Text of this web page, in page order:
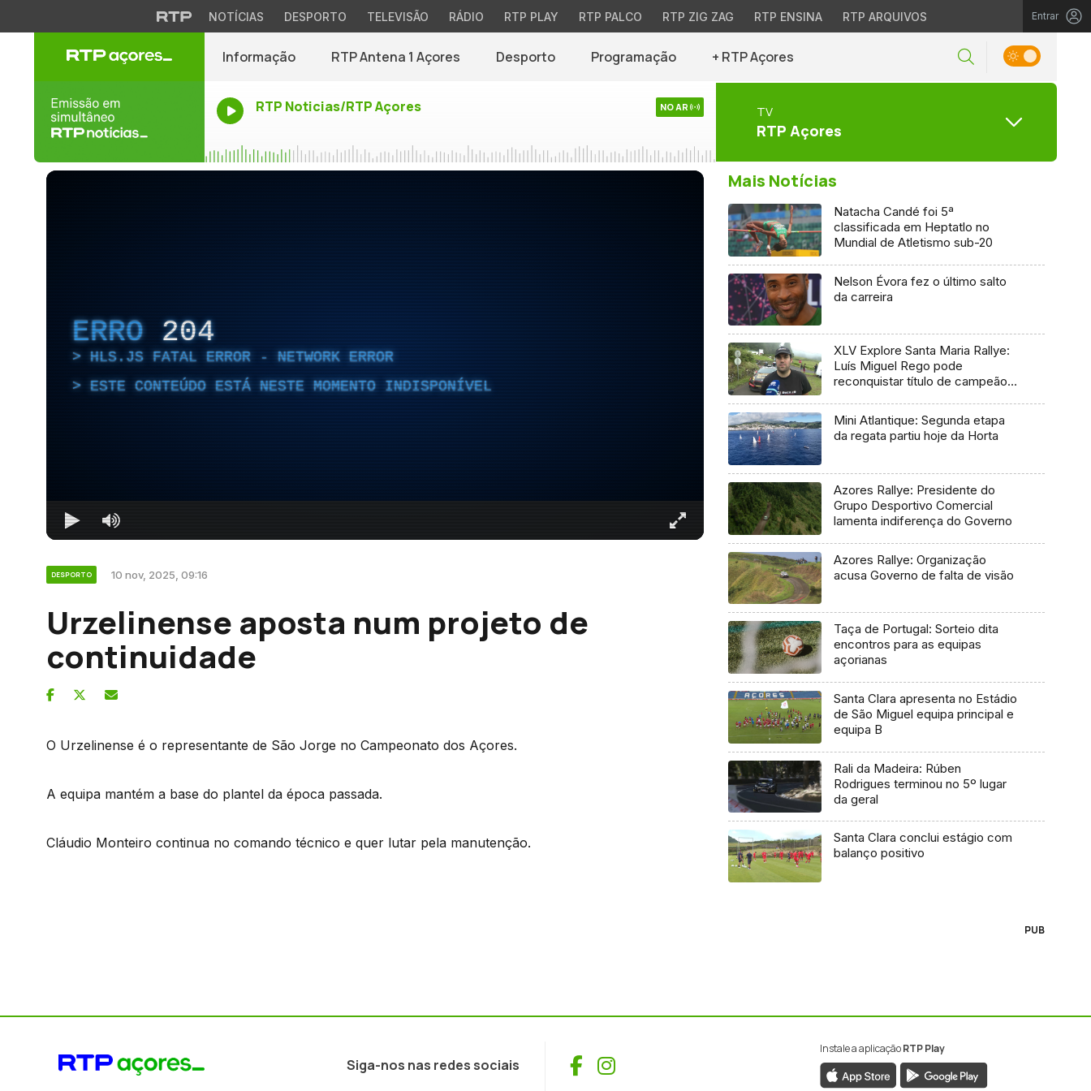
NOTÍCIAS DESPORTO TELEVISÃO RÁDIO RTP PLAY RTP PALCO RTP ZIG ZAG RTP ENSINA RTP ARQUIVOS Entrar
Informação RTP Antena 1 Açores Desporto Programação + RTP Açores
RTP Noticias/RTP Açores NO AR TV
RTP Açores
ERRO 204
HLS.JS FATAL ERROR - NETWORK ERROR
ESTE CONTEÚDO ESTÁ NESTE MOMENTO INDISPONÍVEL
DESPORTO 10 nov, 2025, 09:16
Urzelinense aposta num projeto de
continuidade
O Urzelinense é o representante de São Jorge no Campeonato dos Açores.
A equipa mantém a base do plantel da época passada.
Cláudio Monteiro continua no comando técnico e quer lutar pela manutenção.
Mais Notícias
Natacha Candé foi 5ª
classificada em Heptatlo no
Mundial de Atletismo sub-20
Nelson Évora fez o último salto
da carreira
XLV Explore Santa Maria Rallye:
Luís Miguel Rego pode
reconquistar título de campeão
Mini Atlantique: Segunda etapa
da regata partiu hoje da Horta
Azores Rallye: Presidente do
Grupo Desportivo Comercial
lamenta indiferença do Governo
Azores Rallye: Organização
acusa Governo de falta de visão
Taça de Portugal: Sorteio dita
encontros para as equipas
açorianas
Santa Clara apresenta no Estádio
de São Miguel equipa principal e
equipa B
Rali da Madeira: Rúben
Rodrigues terminou no 5º lugar
da geral
Santa Clara conclui estágio com
balanço positivo
PUB
Siga-nos nas redes sociais Facebook
Instagram
Instale a aplicaçãoRTP Play